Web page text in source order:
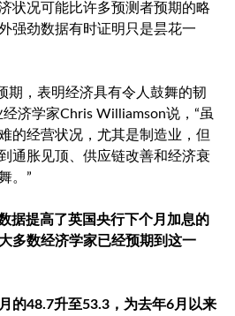
状况可能比许多预测者预期的略
强劲数据有时证明只是昙花一
期，表明经济具有令人鼓舞的韧
济学家Chris Williamson说，“虽
的经营状况，尤其是制造业，但
通胀见顶、供应链改善和经济衰
。”
据提高了英国央行下个月加息的
多数经济学家已经预期到这一
的48.7升至53.3，为去年6月以来